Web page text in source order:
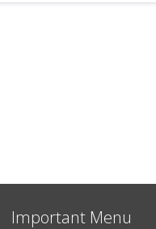
Important Menu